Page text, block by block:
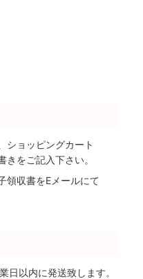
ショッピングカート
をご記入下さい。
領収書をEメールにて
日以内に発送致します。